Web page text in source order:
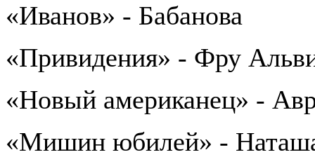
«Иванов» - Бабанова
«Привидения» - Фру
«Новый американец» -
«Мишин юбилей» -